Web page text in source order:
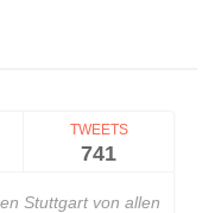
TWEETS
741
Stuttgart von allen